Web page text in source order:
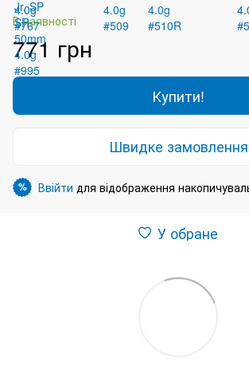
В наявності
771 грн
Купити!
Швидке замовлення
% Ввійти для відображення
У обране